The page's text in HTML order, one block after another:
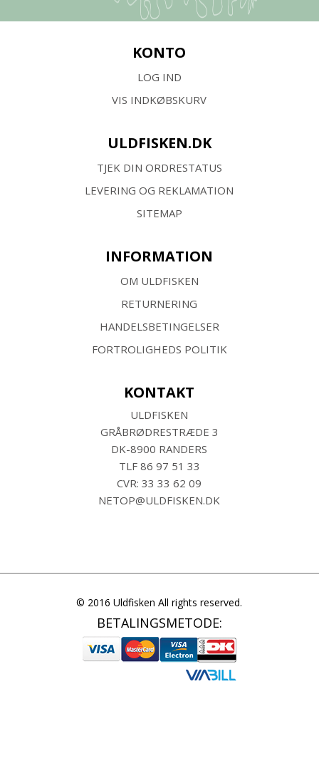
KONTO
LOG IND
VIS INDKØBSKURV
ULDFISKEN.DK
TJEK DIN ORDRESTATUS
LEVERING OG REKLAMATION
SITEMAP
INFORMATION
OM ULDFISKEN
RETURNERING
HANDELSBETINGELSER
FORTROLIGHEDS POLITIK
KONTAKT
ULDFISKEN
GRÅBRØDRESTRÆDE 3
DK-8900 RANDERS
TLF 86 97 51 33
CVR: 33 33 62 09
NETOP@ULDFISKEN.DK
© 2016 Uldfisken All rights reserved.
BETALINGSMETODE: